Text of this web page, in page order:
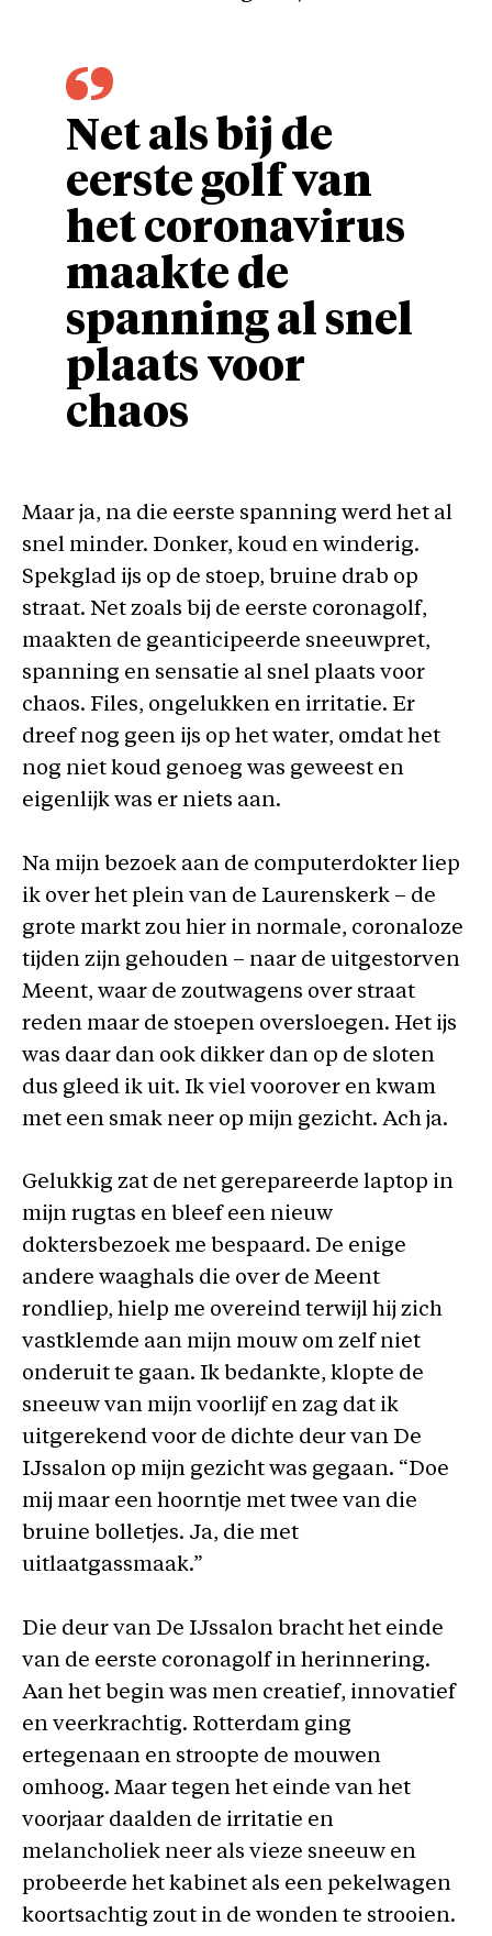
Net als bij de
eerste golf van
het coronavirus
maakte de
spanning al snel
plaats voor
chaos
Maar ja, na die eerste spanning werd het al
snel minder. Donker, koud en winderig.
Spekglad ijs op de stoep, bruine drab op
straat. Net zoals bij de eerste coronagolf,
maakten de geanticipeerde sneeuwpret,
spanning en sensatie al snel plaats voor
chaos. Files, ongelukken en irritatie. Er
dreef nog geen ijs op het water, omdat het
nog niet koud genoeg was geweest en
eigenlijk was er niets aan.
Na mijn bezoek aan de computerdokter liep
ik over het plein van de Laurenskerk – de
grote markt zou hier in normale, coronaloze
tijden zijn gehouden – naar de uitgestorven
Meent, waar de zoutwagens over straat
reden maar de stoepen oversloegen. Het ijs
was daar dan ook dikker dan op de sloten
dus gleed ik uit. Ik viel voorover en kwam
met een smak neer op mijn gezicht. Ach ja.
Gelukkig zat de net gerepareerde laptop in
mijn rugtas en bleef een nieuw
doktersbezoek me bespaard. De enige
andere waaghals die over de Meent
rondliep, hielp me overeind terwijl hij zich
vastklemde aan mijn mouw om zelf niet
onderuit te gaan. Ik bedankte, klopte de
sneeuw van mijn voorlijf en zag dat ik
uitgerekend voor de dichte deur van De
IJssalon op mijn gezicht was gegaan. “Doe
mij maar een hoorntje met twee van die
bruine bolletjes. Ja, die met
uitlaatgassmaak.”
Die deur van De IJssalon bracht het einde
van de eerste coronagolf in herinnering.
Aan het begin was men creatief, innovatief
en veerkrachtig. Rotterdam ging
ertegenaan en stroopte de mouwen
omhoog. Maar tegen het einde van het
voorjaar daalden de irritatie en
melancholiek neer als vieze sneeuw en
probeerde het kabinet als een pekelwagen
koortsachtig zout in de wonden te strooien.